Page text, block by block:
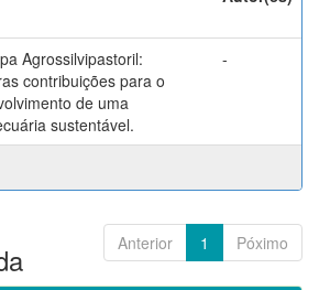
Agrossilvipastoril:
contribuições para o
de uma
sustentável.
-
Anterior 1 Póximo